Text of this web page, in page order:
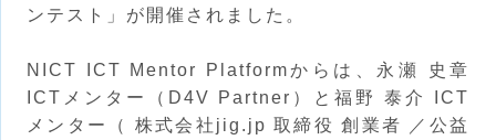
ンテスト」が開催されました。
NICT ICT Mentor Platformからは、永瀬 史章
ICTメンター（D4V Partner）と福野 泰介 ICT
メンター（ 株式会社jig.jp 取締役 創業者 ／公益